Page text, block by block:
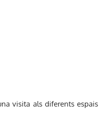
visita als diferents espais